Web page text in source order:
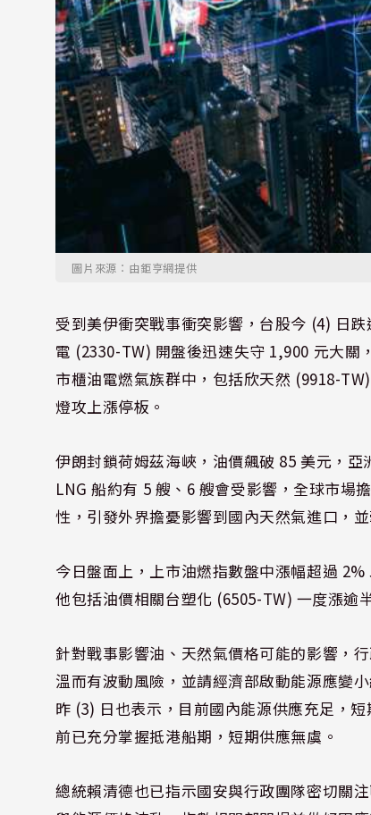
圖片來源：由鉅亨網提供
受到美伊衝突戰事衝突影響，台股今 (4) 日
電 (2330-TW) 開盤後迅速失守 1,900 元大
市櫃油電燃氣族群中，包括欣天然 (9918-
燈攻上漲停板。
伊朗封鎖荷姆茲海峽，油價飆破 85 美元，
LNG 船約有 5 艘、6 艘會受影響，全球市場
性，引發外界擔憂影響到國內天然氣進口，
今日盤面上，上市油燃指數盤中漲幅超過
他包括油價相關台塑化 (6505-TW) 一度漲逾
針對戰事影響油、天然氣價格可能的影響，
溫而有波動風險，並請經濟部啟動能源應變
昨 (3) 日也表示，目前國內能源供應充足，
前已充分掌握抵港船期，短期供應無虞。
總統賴清德也已指示國安與行政團隊密切關